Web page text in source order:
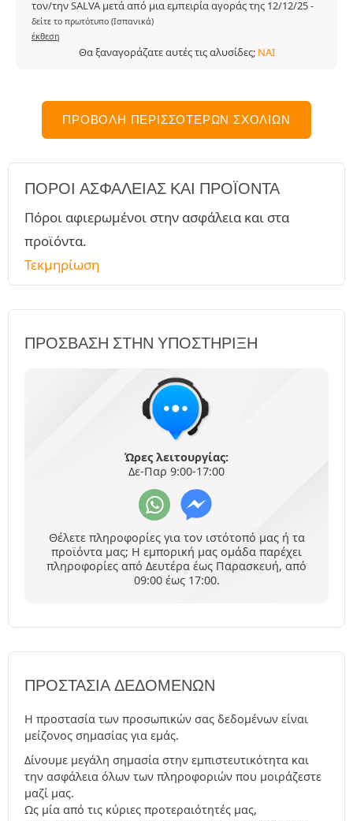
τον/την SALVA μετά από μια εμπειρία αγοράς της 12/12/25-
δείτε το πρωτότυπο (Ισπανικά)
έκθεση
Θα ξαναγοράζατε αυτές τις αλυσίδες; ΝΑΙ
ΠΡΟΒΟΛΉ ΠΕΡΙΣΣΌΤΕΡΩΝ ΣΧΟΛΊΩΝ
ΠΌΡΟΙ ΑΣΦΑΛΕΊΑΣ ΚΑΙ ΠΡΟΪΌΝΤΑ
Πόροι αφιερωμένοι στην ασφάλεια και στα
προϊόντα.
Τεκμηρίωση
ΠΡΌΣΒΑΣΗ ΣΤΗΝ ΥΠΟΣΤΉΡΙΞΗ
Ώρες λειτουργίας:
Δε-Παρ 9:00-17:00
Θέλετε πληροφορίες για τον ιστότοπό μας ή τα
προϊόντα μας; Η εμπορική μας ομάδα παρέχει
πληροφορίες από Δευτέρα έως Παρασκευή, από
09:00 έως 17:00.
ΠΡΟΣΤΑΣΊΑ ΔΕΔΟΜΈΝΩΝ
Η προστασία των προσωπικών σας δεδομένων είναι
μείζονος σημασίας για εμάς.
Δίνουμε μεγάλη σημασία στην εμπιστευτικότητα και
την ασφάλεια όλων των πληροφοριών που μοιράζεστε
μαζί μας.
Ως μία από τις κύριες προτεραιότητές μας,